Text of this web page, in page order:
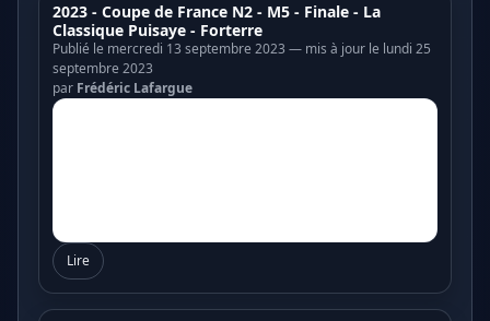
2023 - Coupe de France N2 - M5 - Finale - La
Classique Puisaye - Forterre
Publié le mercredi 13 septembre 2023 — mis à jour le lundi 25
septembre 2023
par Frédéric Lafargue
Lire